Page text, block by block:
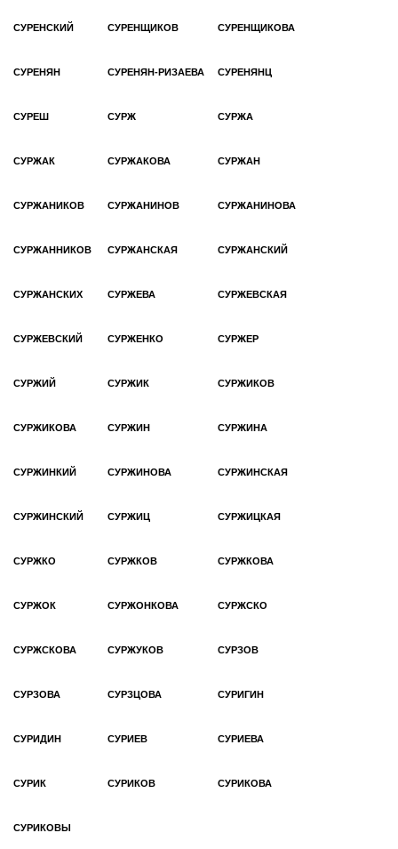
СУРЕНСКИЙ СУРЕНЩИКОВ СУРЕНЩИКОВА
СУРЕНЯН СУРЕНЯН-РИЗАЕВА СУРЕНЯНЦ
СУРЕШ СУРЖ СУРЖА
СУРЖАК СУРЖАКОВА СУРЖАН
СУРЖАНИКОВ СУРЖАНИНОВ СУРЖАНИНОВА
СУРЖАННИКОВ СУРЖАНСКАЯ СУРЖАНСКИЙ
СУРЖАНСКИХ СУРЖЕВА СУРЖЕВСКАЯ
СУРЖЕВСКИЙ СУРЖЕНКО СУРЖЕР
СУРЖИЙ СУРЖИК СУРЖИКОВ
СУРЖИКОВА СУРЖИН СУРЖИНА
СУРЖИНКИЙ СУРЖИНОВА СУРЖИНСКАЯ
СУРЖИНСКИЙ СУРЖИЦ СУРЖИЦКАЯ
СУРЖКО СУРЖКОВ СУРЖКОВА
СУРЖОК СУРЖОНКОВА СУРЖСКО
СУРЖСКОВА СУРЖУКОВ СУРЗОВ
СУРЗОВА СУРЗЦОВА СУРИГИН
СУРИДИН СУРИЕВ СУРИЕВА
СУРИК СУРИКОВ СУРИКОВА
СУРИКОВЫ